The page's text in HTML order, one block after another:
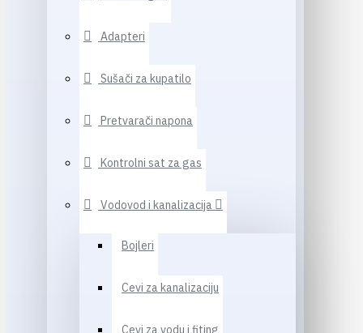
Adapteri
Sušači za kupatilo
Pretvarači napona
Kontrolni sat za gas
Vodovod i kanalizacija
Bojleri
Cevi za kanalizaciju
Cevi za vodu i fiting